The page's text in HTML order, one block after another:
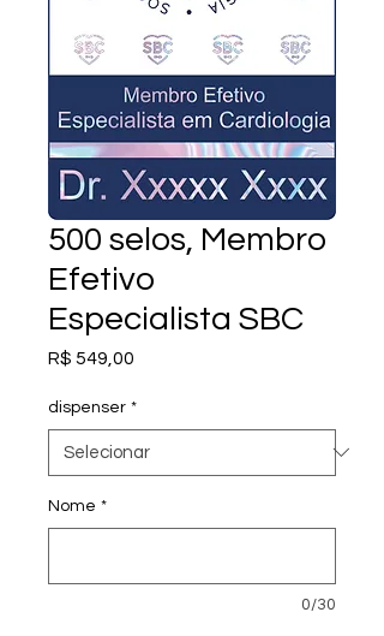
500 selos, Membro
Efetivo
Especialista SBC
R$ 549,00
dispenser *
Nome *
0/30